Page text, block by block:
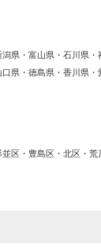
県・富山県・石川県・
県・徳島県・香川県・
区・豊島区・北区・荒